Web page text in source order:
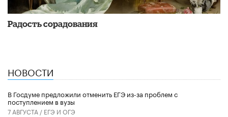
Радость сорадования
НОВОСТИ
В Госдуме предложили отменить ЕГЭ из-за проблем с
поступлением в вузы
7 АВГУСТА / ЕГЭ И ОГЭ